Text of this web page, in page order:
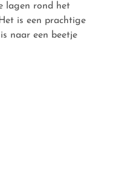
lagen rond het
is een prachtige
naar een beetje